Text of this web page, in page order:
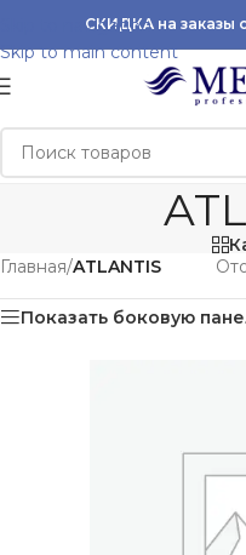
Skip to navigation
Skip to main content
СКИДКА на заказы
Главная/ATLANTIS
Показать боковую